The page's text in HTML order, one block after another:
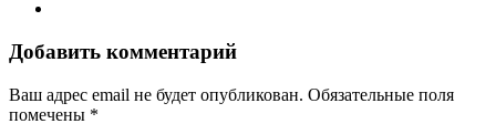
Добавить комментарий
Ваш адрес email не будет опубликован. Обязательные поля
помечены *